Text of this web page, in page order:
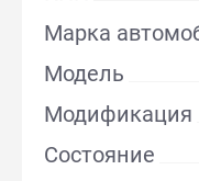
Марка
Модель
Модификация
Состояние